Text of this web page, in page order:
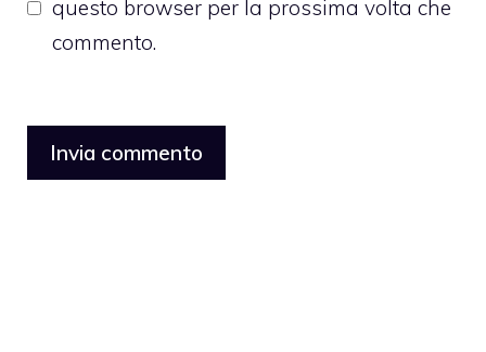
questo browser per la prossima volta che
commento.